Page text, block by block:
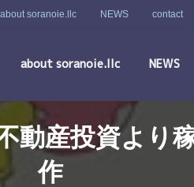
about soranoie.llc NEWS contact
about soranoie.llc NEWS
動産投資より
作